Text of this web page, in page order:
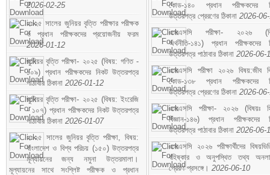
2026-02-25
২০২৫ সালের জুনিয়র বৃত্তি পরীক্ষার পরীক্ষক
ও প্রধান পরীক্ষকদের প্রয়োজনীয় ফরম
2026-01-12
জুনিয়র বৃত্তি পরীক্ষা- ২০২৫ (বিষয়: গণিত -
১০৯) প্রধান পরীক্ষকদের নিকট উত্তরপত্র
পাঠাবার ঠিকানা 2026-01-12
জুনিয়র বৃত্তি পরীক্ষা- ২০২৫ (বিষয়: ইংরেজি
- ১০৭) প্রধান পরীক্ষকদের নিকট উত্তরপত্র
পাঠাবার ঠিকানা 2026-01-07
২০২৫ সালের জুনিয়র বৃত্তি পরীক্ষা, বিষয়:
বাংলাদেশ ও বিশ্ব পরিচয় (১৫০) উত্তরপত্র
মূল্যায়নের জন্য নমুনা উত্তরমালা।
মূল্যায়নের সাথে সংশ্লিষ্ট পরীক্ষক ও প্রধান
কোড-১৪০ প্রধান পরীক্ষকদের
উত্তরপত্র প্রেরণের ঠিকানা 2026-
এসএসসি পরীক্ষা- ২০২৬
অর্থনীতি-১৪১) প্রধান পরীক্ষকদের
উত্তরপত্র পাঠাবার ঠিকানা 2026-06-
এসএসসি পরীক্ষা ২০২৬ বিষয়:জীব
কোড-১৩৮ প্রধান পরীক্ষকদের
উত্তরপত্র প্রেরণের ঠিকানা 2026-
এসএসসি পরীক্ষা- ২০২৬ (বিষয়ঃ
বিজ্ঞান-১৪৬) প্রধান পরীক্ষকদের
উত্তরপত্র পাঠাবার ঠিকানা 2026-06-
এসএসসি ২০২৬ পরীক্ষার্থীদের
বহিষ্কার ও অনুপস্থিত তথ্য
প্রেরণ প্রসঙ্গে। 2026-06-10